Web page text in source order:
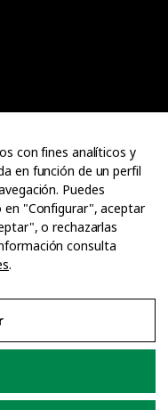
con fines analíticos y
en función de un perfil
Puedes
en "Configurar", aceptar
o rechazarlas
consulta
.
Cookies